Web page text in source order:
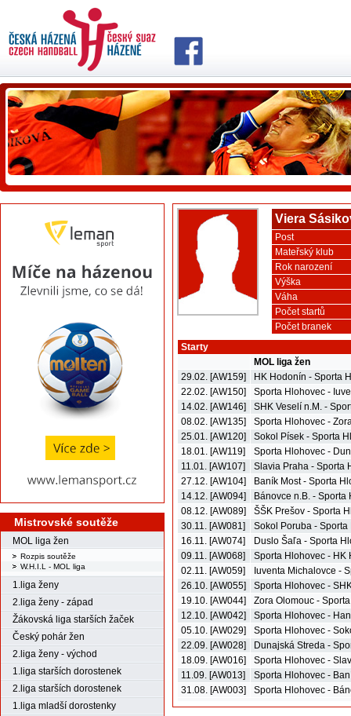
Mistrovské soutěže
MOL liga žen
Rozpis soutěže
W.H.I.L - MOL liga
1.liga ženy
2.liga ženy - západ
Žákovská liga starších žaček
Český pohár žen
2.liga ženy - východ
1.liga starších dorostenek
2.liga starších dorostenek
1.liga mladší dorostenky
Viera
Post
Mateřský klub
Rok narození
Výška
Váha
Počet startů
Počet branek
Starty
MOL liga žen
29.02. [AW159]
HK Hodonín - Sporta
22.02. [AW150]
Sporta Hlohovec -
14.02. [AW146]
SHK Veselí n.M. -
08.02. [AW135]
Sporta Hlohovec -
25.01. [AW120]
Sokol Písek - Sporta
18.01. [AW119]
Sporta Hlohovec -
11.01. [AW107]
Slavia Praha - Sporta
27.12. [AW104]
Baník Most - Sporta
14.12. [AW094]
Bánovce n.B. - Sporta
08.12. [AW089]
ŠŠK Prešov - Sporta
30.11. [AW081]
Sokol Poruba - Sporta
16.11. [AW074]
Duslo Šaľa - Sporta
09.11. [AW068]
Sporta Hlohovec - HK
02.11. [AW059]
Iuventa Michalovce -
26.10. [AW055]
Sporta Hlohovec -
19.10. [AW044]
Zora Olomouc -
12.10. [AW042]
Sporta Hlohovec -
05.10. [AW029]
Sporta Hlohovec -
22.09. [AW028]
Dunajská Streda -
18.09. [AW016]
Sporta Hlohovec -
11.09. [AW013]
Sporta Hlohovec -
31.08. [AW003]
Sporta Hlohovec -